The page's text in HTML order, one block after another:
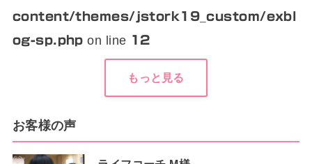
content/themes/jstork19_custom/exbl
og-sp.php on line 12
もっと見る
お客様の声